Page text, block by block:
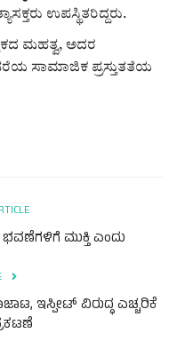
ಉಪಸ್ಥಿತರಿದ್ದರು.
ಮಹತ್ವ, ಅದರ
ಸಾಮಾಜಿಕ ಪ್ರಸ್ತುತತೆಯ
ಮುಕ್ತಿ ಎಂದು
ಇಸ್ಪೀಟ್‌ ವಿರುದ್ಧ ಎಚ್ಚರಿಕೆ